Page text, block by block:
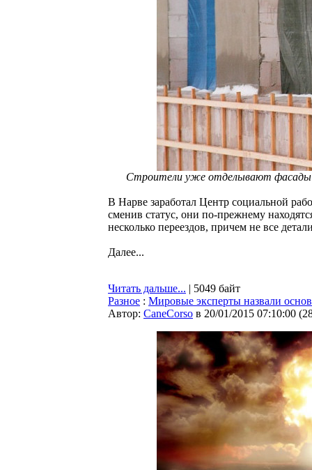
Строители уже отделывают фасады
В Нарве заработал Центр социальной
сменив статус, они по-прежнему
несколько переездов, причем не все
Далее...
Читать дальше... | 5049 байт
Разное : Мировые эксперты назвали
Автор: CaneCorso в 20/01/2015 07:10:00 (